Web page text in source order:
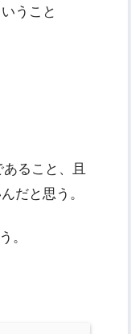
うこと
ること、且
だと思う。
。